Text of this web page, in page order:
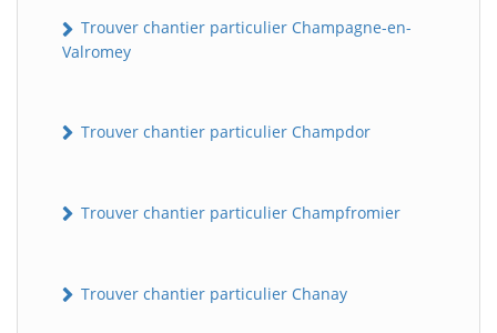
Trouver chantier particulier Champagne-en-
Valromey
Trouver chantier particulier Champdor
Trouver chantier particulier Champfromier
Trouver chantier particulier Chanay